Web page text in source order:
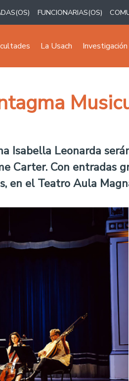
FUNCIONARIAS(OS)
La Usach Investigación
Isabella Leonarda
Carter. Con entradas
en el Teatro Aula